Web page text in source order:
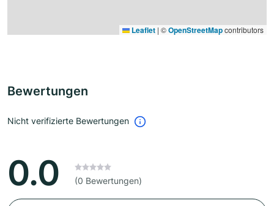
Leaflet | ©OpenStreetMapcontributors
Bewertungen
Nicht verifizierte Bewertungen
0.0 (0 Bewertungen)